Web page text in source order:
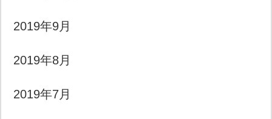
2019年9月
2019年8月
2019年7月